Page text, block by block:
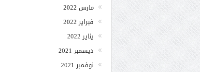
مارس 2022
فبراير 2022
يناير 2022
ديسمبر 2021
نوفمبر 2021